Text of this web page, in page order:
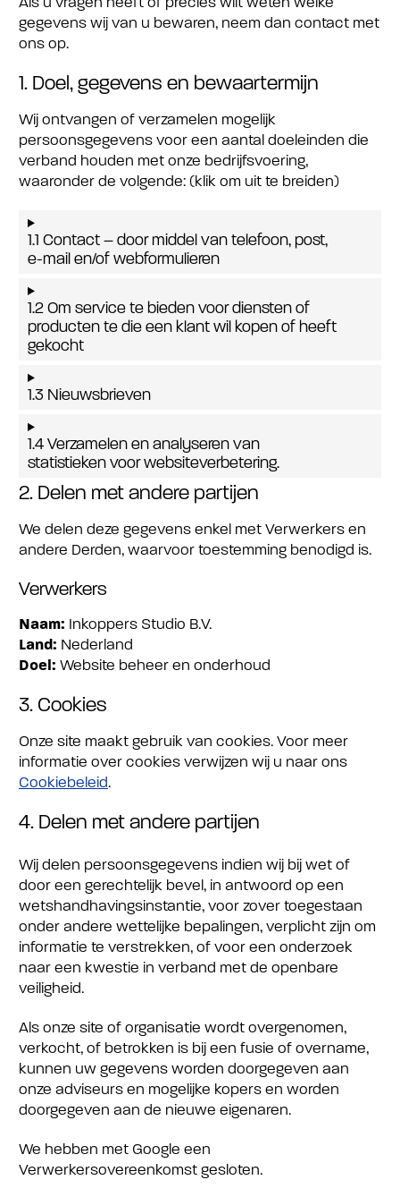
gegevens wij van u bewaren, neem dan contact met
ons op.
1. Doel, gegevens en bewaartermijn
Wij ontvangen of verzamelen mogelijk
persoonsgegevens voor een aantal doeleinden die
verband houden met onze bedrijfsvoering,
waaronder de volgende: (klik om uit te breiden)
1.1 Contact – door middel van telefoon, post,
e-mail en/of webformulieren
1.2 Om service te bieden voor diensten of
producten te die een klant wil kopen of heeft
gekocht
1.3 Nieuwsbrieven
1.4 Verzamelen en analyseren van
statistieken voor websiteverbetering.
2. Delen met andere partijen
We delen deze gegevens enkel met Verwerkers en
andere Derden, waarvoor toestemming benodigd is.
Verwerkers
Naam: Inkoppers Studio B.V.
Land: Nederland
Doel: Website beheer en onderhoud
3. Cookies
Onze site maakt gebruik van cookies. Voor meer
informatie over cookies verwijzen wij u naar ons
Cookiebeleid.
4. Delen met andere partijen
Wij delen persoonsgegevens indien wij bij wet of
door een gerechtelijk bevel, in antwoord op een
wetshandhavingsinstantie, voor zover toegestaan
onder andere wettelijke bepalingen, verplicht zijn om
informatie te verstrekken, of voor een onderzoek
naar een kwestie in verband met de openbare
veiligheid.
Als onze site of organisatie wordt overgenomen,
verkocht, of betrokken is bij een fusie of overname,
kunnen uw gegevens worden doorgegeven aan
onze adviseurs en mogelijke kopers en worden
doorgegeven aan de nieuwe eigenaren.
We hebben met Google een
Verwerkersovereenkomst gesloten.